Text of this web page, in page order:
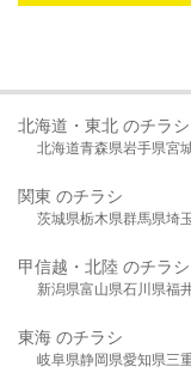
北海道・東北 のチラシ
北海道青森県岩手県宮
関東 のチラシ
茨城県栃木県群馬県埼
甲信越・北陸 のチラシ
新潟県富山県石川県福
東海 のチラシ
岐阜県静岡県愛知県三